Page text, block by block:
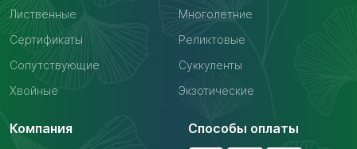
Лиственные
Многолетние
Сертификаты
Реликтовые
Сопутствующие
Суккуленты
Хвойные
Экзотические
Компания Способы оплаты